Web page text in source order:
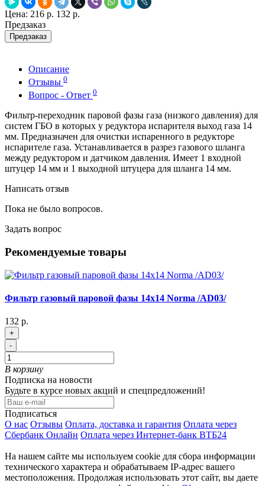
Цена: 216 р. 132 р.
Предзаказ
Предзаказ
Описание
Отзывы 0
Вопрос - Ответ 0
Фильтр-переходник паровой фазы газа (низкого давления) для
систем ГБО в которых у редуктора испарителя выход газа 14
мм. Предназначен для очистки испаренного в редукторе
испарителе газа. Устанавливается в разрез газового шланга
между редуктором и датчиком давления. Имеет 1 входной
штуцер 14 мм и 1 выходной штуцера для шланга 14 мм.
Написать отзыв
Пока не было вопросов.
Задать вопрос
Рекомендуемые товары
Фильтр газовый паровой фазы 14х14 Norma /AD03/
132 р.
+
-
В корзину
Подписка на новости
Будьте в курсе новых акций и спецпредложений!
Подписаться
О нас Отзывы Оплата, доставка и гарантия Оплата через
Сбербанк Онлайн Оплата через Интернет-банк ВТБ24
На нашем сайте мы используем cookie для сбора информации
технического характера и обрабатываем IP-адрес вашего
местоположения. Продолжая использовать этот сайт, вы даете